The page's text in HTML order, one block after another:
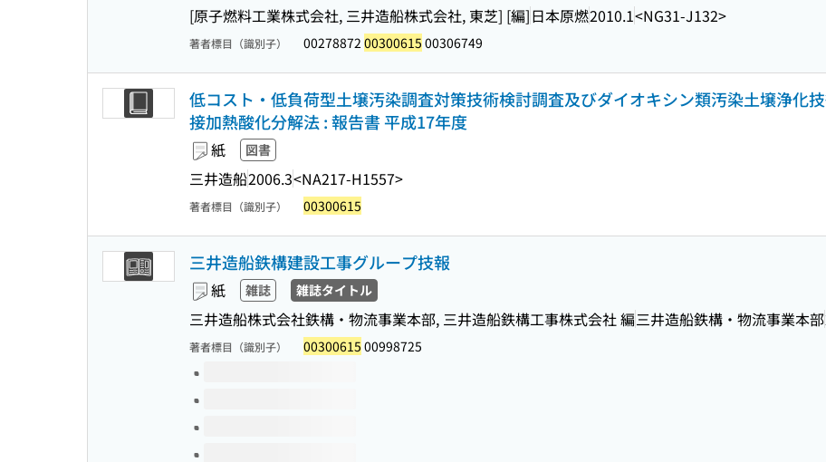
[原子燃料工業株式会社, 三井造船株式会社, 東芝] [編]日本原燃2010.1<NG31-J132>
著者標目（識別子） 00278872 00300615 00306749
低コスト・低負荷型土壌汚染調査対策技術検討調査及びダイオキシン類汚染土壌浄化
接加熱酸化分解法 : 報告書 平成17年度
紙 図書
三井造船2006.3<NA217-H1557>
著者標目（識別子） 00300615
三井造船鉄構建設工事グループ技報
紙 雑誌 雑誌タイトル
三井造船株式会社鉄構・物流事業本部, 三井造船鉄構工事株式会社 編三井造船鉄構・物流事業本部
著者標目（識別子） 00300615 00998725
このタイトルの巻号